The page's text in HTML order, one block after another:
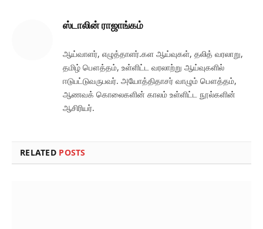
ஸ்டாலின் ராஜாங்கம்
ஆய்வாளர், எழுத்தாளர்.கள ஆய்வுகள், தலித் வரலாறு,
தமிழ் பௌத்தம், உள்ளிட்ட வரலாற்று ஆய்வுகளில்
ஈடுபட்டுவருபவர். அயோத்திதாசர் வாழும் பௌத்தம்,
ஆணவக் கொலைகளின் காலம் உள்ளிட்ட நூல்களின்
ஆசிரியர்.
RELATED POSTS